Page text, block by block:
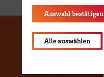
Auswahl bestätigen
Alle auswählen